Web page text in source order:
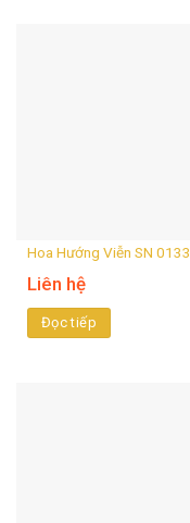
Hoa Hướng Viễn SN 0133
Liên hệ
Đọc tiếp